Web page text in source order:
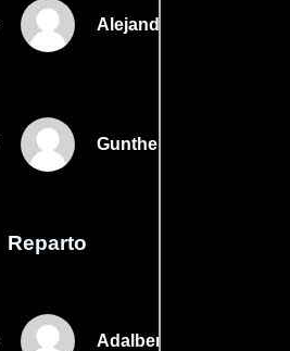
Alejandro Galindos
Gunther Gerszos
Reparto
Adalberto Martínez